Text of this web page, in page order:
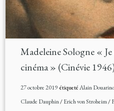
Madeleine Sologne « Je
cinéma » (Cinévie
27 octobre 2019étiquetéAlain
Claude Dauphin/Erich von Stroheim/